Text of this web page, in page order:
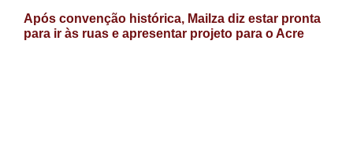
Após convenção histórica, Mailza diz estar pronta
para ir às ruas e apresentar projeto para o Acre